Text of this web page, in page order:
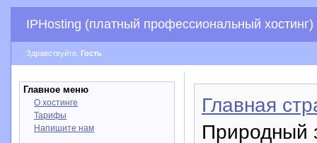
IPHosting (платный профессиональный хостинг)
Здравствуйте, Гость
Главное меню
О хостинге
Тарифы
Напишите нам
Главная
Природный